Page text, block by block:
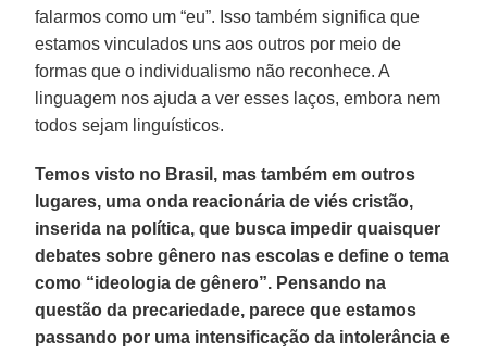
falarmos como um “eu”. Isso também significa que
estamos vinculados uns aos outros por meio de
formas que o individualismo não reconhece. A
linguagem nos ajuda a ver esses laços, embora nem
todos sejam linguísticos.
Temos visto no Brasil, mas também em outros
lugares, uma onda reacionária de viés cristão,
inserida na política, que busca impedir quaisquer
debates sobre gênero nas escolas e define o tema
como “ideologia de gênero”. Pensando na
questão da precariedade, parece que estamos
passando por uma intensificação da intolerância e